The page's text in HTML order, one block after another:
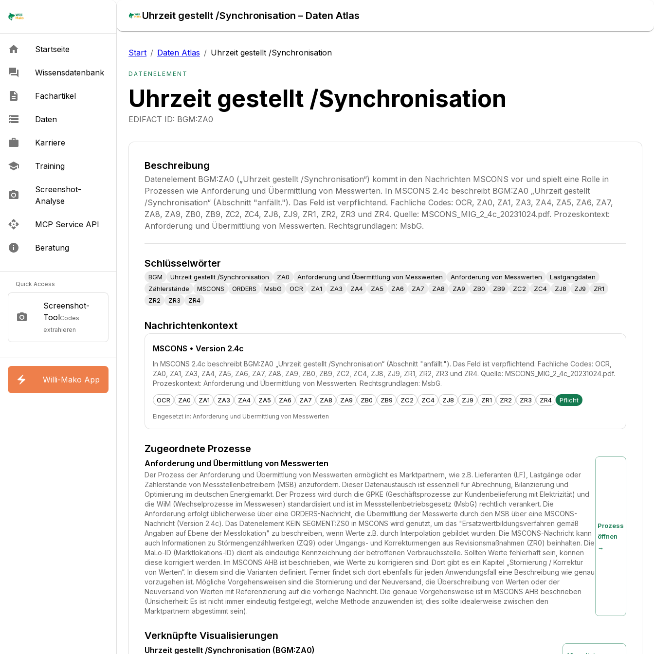
Uhrzeit gestellt /Synchronisation – Daten Atlas
Startseite
Wissensdatenbank
Fachartikel
Daten
Karriere
Training
Screenshot-
Analyse
MCP Service API
Beratung
Quick Access
Screenshot-
ToolCodes
extrahieren
Willi-Mako App
Start / Daten Atlas / Uhrzeit gestellt /Synchronisation
DATENELEMENT
Uhrzeit gestellt /Synchronisation
EDIFACT ID: BGM:ZA0
Beschreibung
Datenelement BGM:ZA0 („Uhrzeit gestellt /Synchronisation“) kommt in den Nachrichten MSCONS vor und spielt eine Rolle in
Prozessen wie Anforderung und Übermittlung von Messwerten. In MSCONS 2.4c beschreibt BGM:ZA0 „Uhrzeit gestellt
/Synchronisation“ (Abschnitt "anfällt."). Das Feld ist verpflichtend. Fachliche Codes: OCR, ZA0, ZA1, ZA3, ZA4, ZA5, ZA6, ZA7,
ZA8, ZA9, ZB0, ZB9, ZC2, ZC4, ZJ8, ZJ9, ZR1, ZR2, ZR3 und ZR4. Quelle: MSCONS_MIG_2_4c_20231024.pdf. Prozeskontext:
Anforderung und Übermittlung von Messwerten. Rechtsgrundlagen: MsbG.
Schlüsselwörter
BGM Uhrzeit gestellt /Synchronisation ZA0 Anforderung und Übermittlung von Messwerten Anforderung von Messwerten
Lastgangdaten
Zählerstände
MSCONS ORDERS MsbG OCR ZA1 ZA3 ZA4 ZA5 ZA6 ZA7 ZA8 ZA9 ZB0 ZB9 ZC2 ZC4 ZJ8 ZJ9
ZR1
ZR2
ZR3 ZR4
Nachrichtenkontext
MSCONS • Version 2.4c
In MSCONS 2.4c beschreibt BGM:ZA0 „Uhrzeit gestellt /Synchronisation“ (Abschnitt "anfällt."). Das Feld ist verpflichtend. Fachliche Codes: OCR,
ZA0, ZA1, ZA3, ZA4, ZA5, ZA6, ZA7, ZA8, ZA9, ZB0, ZB9, ZC2, ZC4, ZJ8, ZJ9, ZR1, ZR2, ZR3 und ZR4. Quelle: MSCONS_MIG_2_4c_20231024.pdf.
Prozeskontext: Anforderung und Übermittlung von Messwerten. Rechtsgrundlagen: MsbG.
OCR ZA0 ZA1 ZA3 ZA4 ZA5 ZA6 ZA7 ZA8 ZA9 ZB0 ZB9 ZC2 ZC4 ZJ8 ZJ9 ZR1 ZR2 ZR3 ZR4 Pflicht
Eingesetzt in: Anforderung und Übermittlung von Messwerten
Zugeordnete Prozesse
Anforderung und Übermittlung von Messwerten
Der Prozess der Anforderung und Übermittlung von Messwerten ermöglicht es Marktpartnern, wie z.B. Lieferanten (LF), Lastgänge oder
Zählerstände von Messstellenbetreibern (MSB) anzufordern. Dieser Datenaustausch ist essenziell für Abrechnung, Bilanzierung und
Optimierung im deutschen Energiemarkt. Der Prozess wird durch die GPKE (Geschäftsprozesse zur Kundenbelieferung mit Elektrizität) und
die WiM (Wechselprozesse im Messwesen) standardisiert und ist im Messstellenbetriebsgesetz (MsbG) rechtlich verankert. Die
Anforderung erfolgt üblicherweise über eine ORDERS-Nachricht, die Übermittlung der Messwerte durch den MSB über eine MSCONS-
Nachricht (Version 2.4c). Das Datenelement KEIN SEGMENT:ZS0 in MSCONS wird genutzt, um das "Ersatzwertbildungsverfahren gemäß
Angaben auf Ebene der Messlokation" zu beschreiben, wenn Werte z.B. durch Interpolation gebildet wurden. Die MSCONS-Nachricht kann
auch Informationen zu Störmengenzählwerken (ZQ9) oder Umgangs- und Korrekturmengen aus Revisionsmaßnahmen (ZR0) beinhalten. Die
MaLo-ID (Marktlokations-ID) dient als eindeutige Kennzeichnung der betroffenen Verbrauchsstelle. Sollten Werte fehlerhaft sein, können
diese korrigiert werden. Im MSCONS AHB ist beschrieben, wie Werte zu korrigieren sind. Dort gibt es ein Kapitel „Stornierung / Korrektur
von Werten“. In diesem sind die Varianten definiert. Ferner findet sich dort ebenfalls für jeden Anwendungsfall eine Beschreibung wie genau
vorzugehen ist. Mögliche Vorgehensweisen sind die Stornierung und der Neuversand, die Überschreibung von Werten oder der
Neuversand von Werten mit Referenzierung auf die vorherige Nachricht. Die genaue Vorgehensweise ist im MSCONS AHB beschrieben
(Unsicherheit: Es ist nicht immer eindeutig festgelegt, welche Methode anzuwenden ist; dies sollte idealerweise zwischen den
Marktpartnern abgestimmt sein).
Prozess
öffnen
→
Verknüpfte Visualisierungen
Uhrzeit gestellt /Synchronisation (BGM:ZA0)